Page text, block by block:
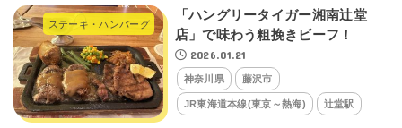
ステーキ・ハンバーグ
「ハングリータイガー湘南辻堂
店」で味わう粗挽きビーフ！
2026.01.21
神奈川県 藤沢市
JR東海道本線(東京～熱海) 辻堂駅